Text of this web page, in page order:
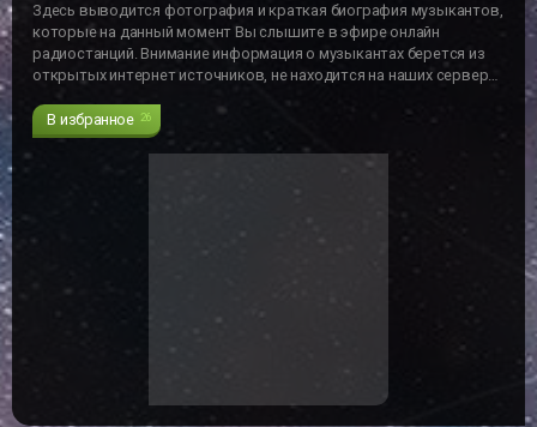
Здесь выводится фотография и краткая биография музыкантов,
которые на данный момент Вы слышите в эфире онлайн
радиостанций. Внимание информация о музыкантах берется из
открытых интернет источников, не находится на наших серверах
В избранное 26